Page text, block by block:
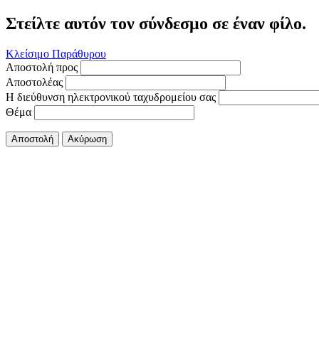
Στείλτε αυτόν τον σύνδεσμο σε έναν φίλο.
Κλείσιμο Παράθυρου
Αποστολή προς
Αποστολέας
Η διεύθυνση ηλεκτρονικού ταχυδρομείου σας
Θέμα
Αποστολή Ακύρωση